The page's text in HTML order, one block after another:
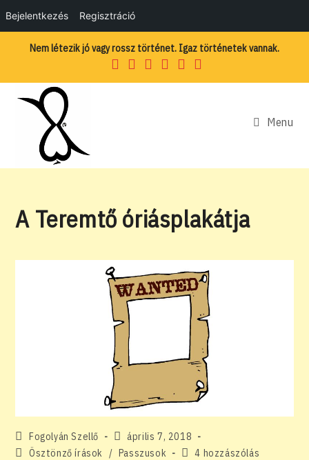
Bejelentkezés Regisztráció
Nem létezik jó vagy rossz történet. Igaz történetek vannak.
Menu
A Teremtő óriásplakátja
Post
author:
Fogolyán Szellő
Post
published:
április 7, 2018
PostÖsztönző írások / Passzusok
Post4 hozzászólás